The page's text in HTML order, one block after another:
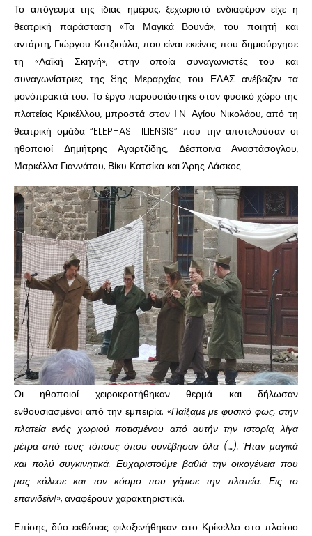
Το απόγευμα της ίδιας ημέρας, ξεχωριστό ενδιαφέρον είχε η
θεατρική παράσταση «Τα Μαγικά Βουνά», του ποιητή και
αντάρτη, Γιώργου Κοτζιούλα, που είναι εκείνος που δημιούργησε
τη «Λαϊκή Σκηνή», στην οποία συναγωνιστές του και
συναγωνίστριες της 8ης Μεραρχίας του ΕΛΑΣ ανέβαζαν τα
μονόπρακτά του. Το έργο παρουσιάστηκε στον φυσικό χώρο της
πλατείας Κρικέλλου, μπροστά στον Ι.Ν. Αγίου Νικολάου, από τη
θεατρική ομάδα “ELEPHAS TILIENSIS” που την αποτελούσαν οι
ηθοποιοί Δημήτρης Αγαρτζίδης, Δέσποινα Αναστάσογλου,
Μαρκέλλα Γιαννάτου, Βίκυ Κατσίκα και Άρης Λάσκος.
Οι ηθοποιοί χειροκροτήθηκαν θερμά και δήλωσαν
ενθουσιασμένοι από την εμπειρία. «Παίξαμε με φυσικό φως, στην
πλατεία ενός χωριού ποτισμένου από αυτήν την ιστορία, λίγα
μέτρα από τους τόπους όπου συνέβησαν όλα (…). Ήταν μαγικά
και πολύ συγκινητικά. Ευχαριστούμε βαθιά την οικογένεια που
μας κάλεσε και τον κόσμο που γέμισε την πλατεία. Εις το
επανιδείν!», αναφέρουν χαρακτηριστικά.
Επίσης, δύο εκθέσεις φιλοξενήθηκαν στο Κρίκελλο στο πλαίσιο